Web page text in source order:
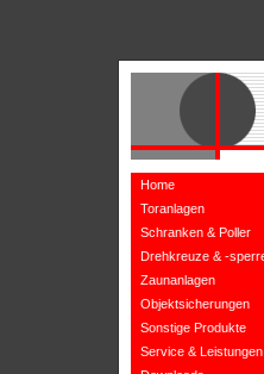
Home
Toranlagen
Schranken & Poller
Drehkreuze & -
Zaunanlagen
Objektsicherungen
Sonstige Produkte
Service & Leistungen